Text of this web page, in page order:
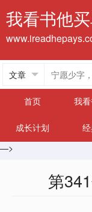
我看书他
首页
我
成长计划
—>
第